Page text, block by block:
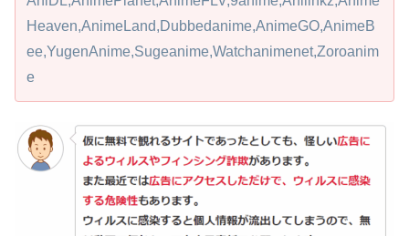
Heaven,AnimeLand,Dubbedanime,AnimeGO,AnimeB
ee,YugenAnime,Sugeanime,Watchanimenet,Zoroanim
e